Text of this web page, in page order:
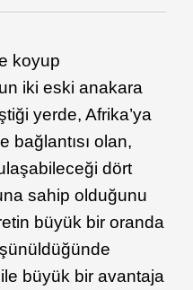
koyup
iki eski anakara
yerde, Afrika’ya
bağlantısı olan,
dört
sahip olduğunu
büyük bir oranda
büyük bir avantaja